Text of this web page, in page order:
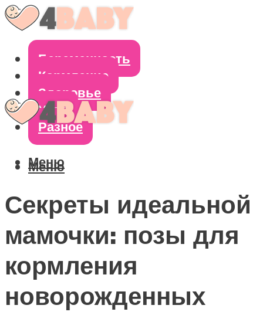
Беременность
Кормление
Здоровье
Уход
Разное
Меню
Меню
Секреты идеальной
мамочки: позы для
кормления
новорожденных